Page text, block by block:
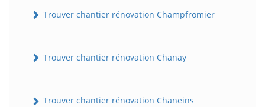
Trouver chantier rénovation Champfromier
Trouver chantier rénovation Chanay
Trouver chantier rénovation Chaneins